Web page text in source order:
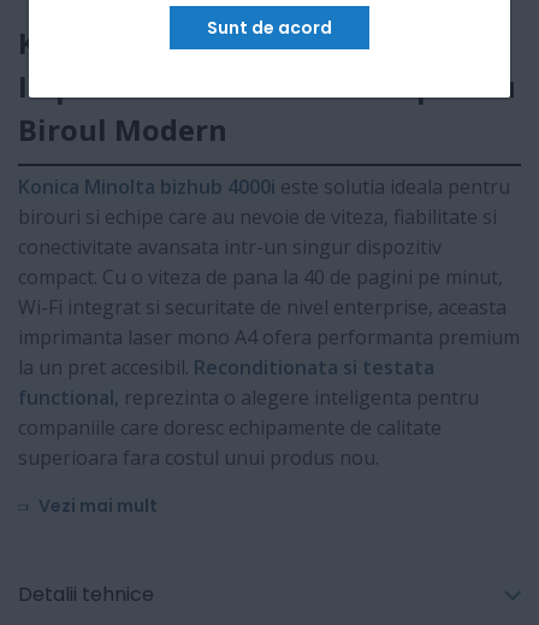
Sunt de acord
Konica Minolta bizhub 4000i SH -
Imprimanta Laser Mono A4 pentru
Biroul Modern
Konica Minolta bizhub 4000i este solutia ideala pentru
birouri si echipe care au nevoie de viteza, fiabilitate si
conectivitate avansata intr-un singur dispozitiv
compact. Cu o viteza de pana la 40 de pagini pe minut,
Wi-Fi integrat si securitate de nivel enterprise, aceasta
imprimanta laser mono A4 ofera performanta premium
la un pret accesibil. Reconditionata si testata
functional, reprezinta o alegere inteligenta pentru
companiile care doresc echipamente de calitate
superioara fara costul unui produs nou.
Vezi mai mult
Detalii tehnice